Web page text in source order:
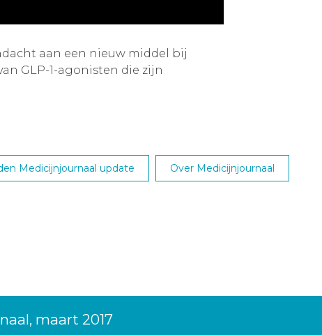
aan een nieuw middel bij
GLP-1-agonisten die zijn
Medicijnjournaal update Over Medicijnjournaal
maart 2017